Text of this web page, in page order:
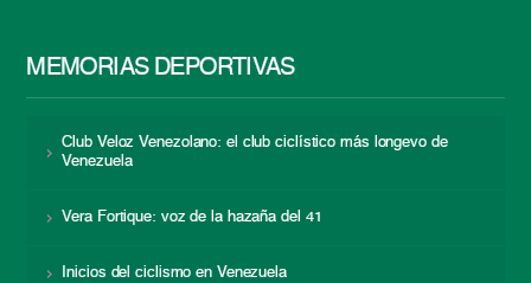
MEMORIAS DEPORTIVAS
Club Veloz Venezolano: el club ciclístico más longevo de
Venezuela
Vera Fortique: voz de la hazaña del 41
Inicios del ciclismo en Venezuela